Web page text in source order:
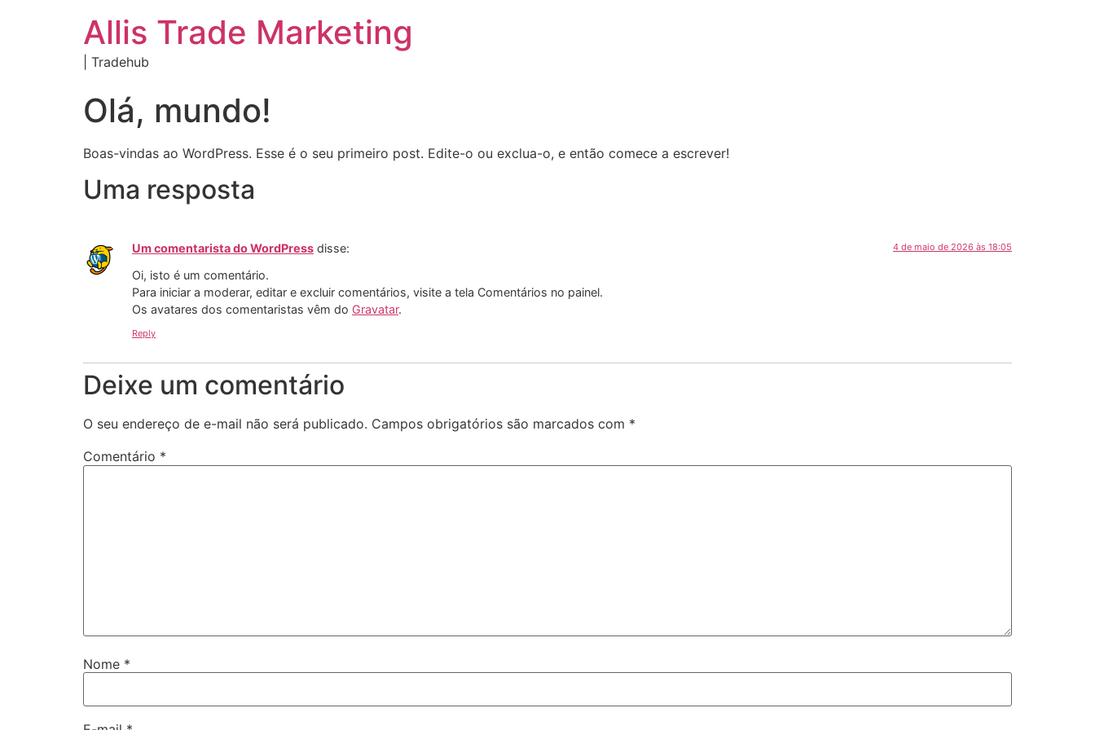
Allis Trade Marketing
| Tradehub
Olá, mundo!
Boas-vindas ao WordPress. Esse é o seu primeiro post. Edite-o ou exclua-o, e então comece a escrever!
Uma resposta
Um comentarista do WordPress disse: 4 de maio de 2026 às 18:05
Oi, isto é um comentário.
Para iniciar a moderar, editar e excluir comentários, visite a tela Comentários no painel.
Os avatares dos comentaristas vêm do Gravatar.
Reply
Deixe um comentário
O seu endereço de e-mail não será publicado. Campos obrigatórios são marcados com *
Comentário *
Nome *